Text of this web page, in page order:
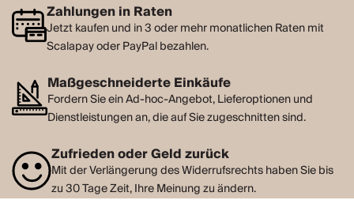
Zahlungen in Raten
Jetzt kaufen und in 3 oder mehr monatlichen Raten mit
Scalapay oder PayPal bezahlen.
Maßgeschneiderte Einkäufe
Fordern Sie ein Ad-hoc-Angebot, Lieferoptionen und
Dienstleistungen an, die auf Sie zugeschnitten sind.
Zufrieden oder Geld zurück
Mit der Verlängerung des Widerrufsrechts haben Sie bis
zu 30 Tage Zeit, Ihre Meinung zu ändern.